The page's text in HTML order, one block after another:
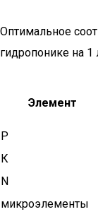
Оптимальное
гидропонике на
Элемент
P
К
N
микроэлементы